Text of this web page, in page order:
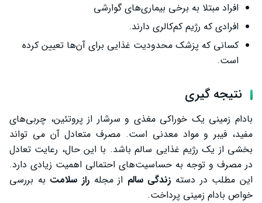
افراد مبتلا به برخی بیماری‌های گوارشی
افرادی که رژیم کم‌کالری دارند.
کسانی که پزشک محدودیت غذایی برای آن‌ها تعیین کرده
است.
نتیجه گیری
بادام زمینی یک خوراکی مغذی و سرشار از پروتئین، چربی‌های
مفید، فیبر و مواد معدنی است. مصرف متعادل آن می‌ تواند
بخشی از یک رژیم غذایی سالم باشد. با این حال، رعایت تعادل
در مصرف و توجه به حساسیت‌های احتمالی اهمیت زیادی دارد.
این مطلب در دسته زندگی سالم از مجلهراز سلامت به بررسی
خواص بادام زمینی پرداخت.